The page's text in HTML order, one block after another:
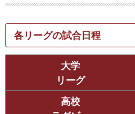
各リーグの試合日程
大学
リーグ
高校